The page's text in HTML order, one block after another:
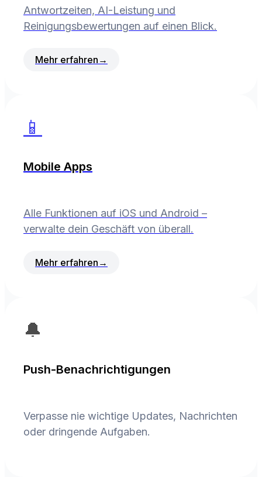
Antwortzeiten, AI-Leistung und
Reinigungsbewertungen auf einen Blick.
Mehr erfahren →
📱
Mobile Apps
Alle Funktionen auf iOS und Android –
verwalte dein Geschäft von überall.
Mehr erfahren →
🔔
Push-Benachrichtigungen
Verpasse nie wichtige Updates, Nachrichten
oder dringende Aufgaben.